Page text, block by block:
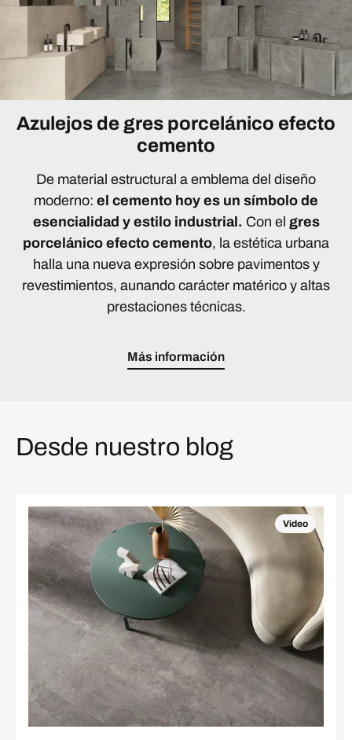
Azulejos de gres porcelánico efecto
cemento
De material estructural a emblema del diseño
moderno: el cemento hoy es un símbolo de
esencialidad y estilo industrial. Con el gres
porcelánico efecto cemento, la estética urbana
halla una nueva expresión sobre pavimentos y
revestimientos, aunando carácter matérico y altas
prestaciones técnicas.
Más información
Desde nuestro blog
Video